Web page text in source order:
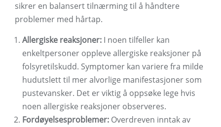
sikrer en balansert tilnærming til å håndtere
problemer med hårtap.
Allergiske reaksjoner: I noen tilfeller kan
enkeltpersoner oppleve allergiske reaksjoner på
folsyretilskudd. Symptomer kan variere fra milde
hudutslett til mer alvorlige manifestasjoner som
pustevansker. Det er viktig å oppsøke lege hvis
noen allergiske reaksjoner observeres.
Fordøyelsesproblemer: Overdreven inntak av